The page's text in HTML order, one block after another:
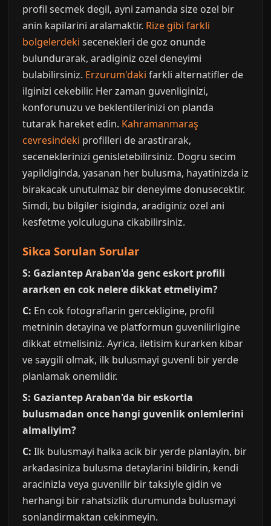
profil secmek degil, ayni zamanda size ozel bir
anin kapilarini aralamaktir. Rize gibi farkli
bolgelerdeki secenekleri de goz onunde
bulundurarak, aradiginiz ozel deneyimi
bulabilirsiniz. Erzurum'daki farkli alternatifler de
ilginizi cekebilir. Her zaman guvenliginizi,
konforunuzu ve beklentilerinizi on planda
tutarak hareket edin. Kahramanmaraş
cevresindeki profilleri de arastirarak,
seceneklerinizi genisletebilirsiniz. Dogru secim
yapildiginda, yasanan her bulusma, hayatinizda iz
birakacak unutulmaz bir deneyime donusecektir.
Simdi, bu bilgiler isiginda, aradiginiz ozel ani
kesfetme yolculuguna cikabilirsiniz.
Sikca Sorulan Sorular
S: Gaziantep Araban'da genc eskort profili
ararken en cok nelere dikkat etmeliyim?
C: En cok fotograflarin gercekligine, profil
metninin detayina ve platformun guvenilirligine
dikkat etmelisiniz. Ayrica, iletisim kurarken kibar
ve saygili olmak, ilk bulusmayi guvenli bir yerde
planlamak onemlidir.
S: Gaziantep Araban'da bir eskortla
bulusmadan once hangi guvenlik onlemlerini
almaliyim?
C: Ilk bulusmayi halka acik bir yerde planlayin, bir
arkadasiniza bulusma detaylarini bildirin, kendi
aracinizla veya guvenilir bir taksiyle gidin ve
herhangi bir rahatsizlik durumunda bulusmayi
sonlandirmaktan cekinmeyin.